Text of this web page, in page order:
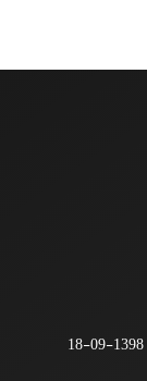
1398-09-18